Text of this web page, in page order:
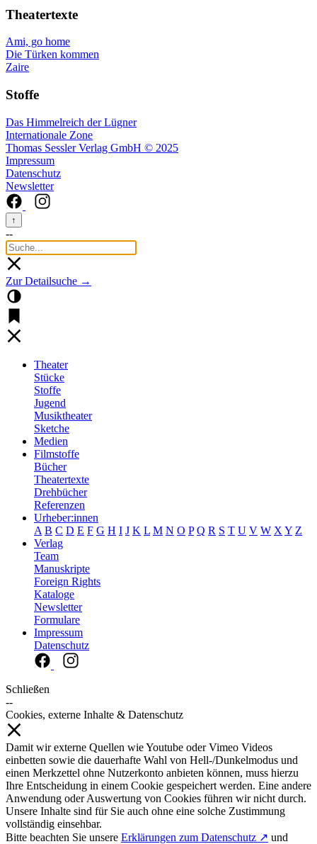
Theatertexte
Ami, go home
Die Türken kommen
Zaire
Stoffe
Das Himmelreich der Lügner
Internationale Zone
Thomas Sessler Verlag GmbH © 2025
Impressum
Datenschutz
Newsletter
↑
--
Zur Detailsuche →
Theater
Stücke
Stoffe
Jugend
Musiktheater
Sketche
Medien
Filmstoffe
Bücher
Theatertexte
Drehbücher
Referenzen
Urheber:innen
A B C D E F G H I J K L M N O P Q R S T U V W X Y Z
Verlag
Team
Manuskripte
Foreign Rights
Kataloge
Newsletter
Formulare
Impressum
Datenschutz
Schließen
--
Cookies, externe Inhalte & Datenschutz
Damit wir externe Quellen wie Youtube oder Vimeo Videos
einbetten sowie die dauerhafte Wahl von Hell-/Dunkelmodus und
einen Merkzettel ohne Nutzerkonto anbieten können, muss hierzu
Ihre Entscheidung in einem Cookie gespeichert werden. Eine andere
Anwendung oder Auswertung von Cookies führen wir nicht durch.
Unsere Inhalte sind für Sie auch ohne eine solche Zustimmung
vollständig einsehbar.
Bitte beachten Sie unsere Erklärungen zum Datenschutz ↗ und